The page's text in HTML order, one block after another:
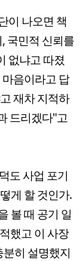
이 나오면 책
국민적 신뢰를
없냐고 따졌
음이라고 답
재차 지적하
드리겠다"고
도 사업 포기
게 할 것인가.
볼 때 공기 일
했고 이 사장
히 설명했지